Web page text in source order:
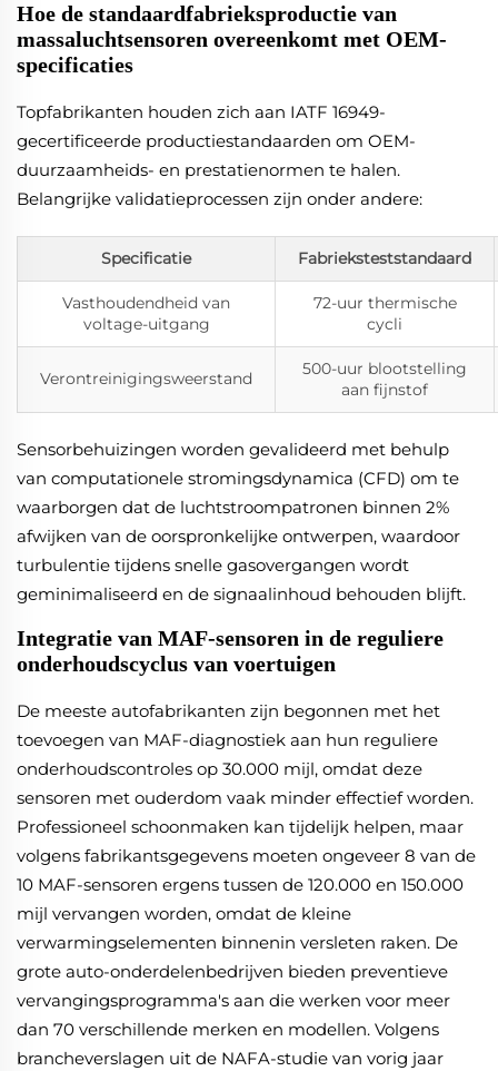
Hoe de standaardfabrieksproductie van
massaluchtsensoren overeenkomt met OEM-
specificaties
Topfabrikanten houden zich aan IATF 16949-
gecertificeerde productiestandaarden om OEM-
duurzaamheids- en prestatienormen te halen.
Belangrijke validatieprocessen zijn onder andere:
Specificatie Fabrieksteststandaard
Vasthoudendheid van
voltage-uitgang
72-uur thermische
cycli
Verontreinigingsweerstand
500-uur blootstelling
aan fijnstof
Sensorbehuizingen worden gevalideerd met behulp
van computationele stromingsdynamica (CFD) om te
waarborgen dat de luchtstroompatronen binnen 2%
afwijken van de oorspronkelijke ontwerpen, waardoor
turbulentie tijdens snelle gasovergangen wordt
geminimaliseerd en de signaalinhoud behouden blijft.
Integratie van MAF-sensoren in de reguliere
onderhoudscyclus van voertuigen
De meeste autofabrikanten zijn begonnen met het
toevoegen van MAF-diagnostiek aan hun reguliere
onderhoudscontroles op 30.000 mijl, omdat deze
sensoren met ouderdom vaak minder effectief worden.
Professioneel schoonmaken kan tijdelijk helpen, maar
volgens fabrikantsgegevens moeten ongeveer 8 van de
10 MAF-sensoren ergens tussen de 120.000 en 150.000
mijl vervangen worden, omdat de kleine
verwarmingselementen binnenin versleten raken. De
grote auto-onderdelenbedrijven bieden preventieve
vervangingsprogramma's aan die werken voor meer
dan 70 verschillende merken en modellen. Volgens
brancheverslagen uit de NAFA-studie van vorig jaar